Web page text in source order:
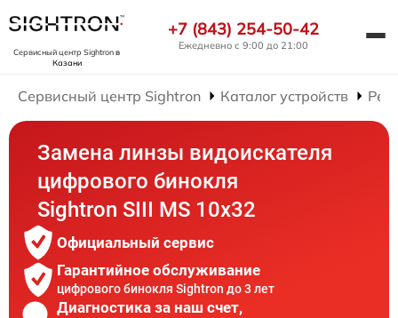
Сервисный центр Sightronв
Казани
+7 (843) 254-50-42
Ежедневно с 9:00 до 21:00
Сервисный центр Sightron Каталог устройств
Замена линзы видоискателя
цифрового бинокля
Sightron SIII MS 10x32
Официальный сервис
Гарантийное обслуживание
цифрового бинокля Sightron до 3 лет
Диагностика за наш счет,